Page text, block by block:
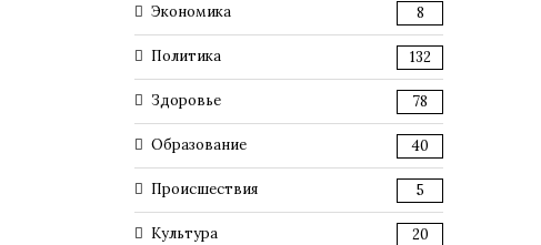
Экономика 8
Политика 132
Здоровье 78
Образование 40
Происшествия 5
Культура 20